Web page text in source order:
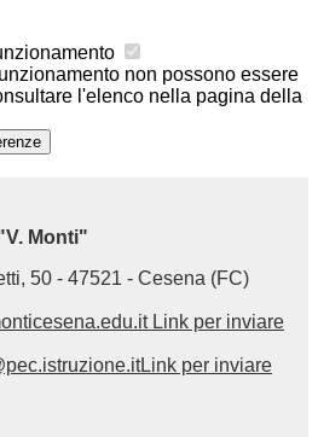
non possono essere
l'elenco nella pagina della
Monti"
50 - 47521 - Cesena (FC)
Link per inviare
Link per inviare